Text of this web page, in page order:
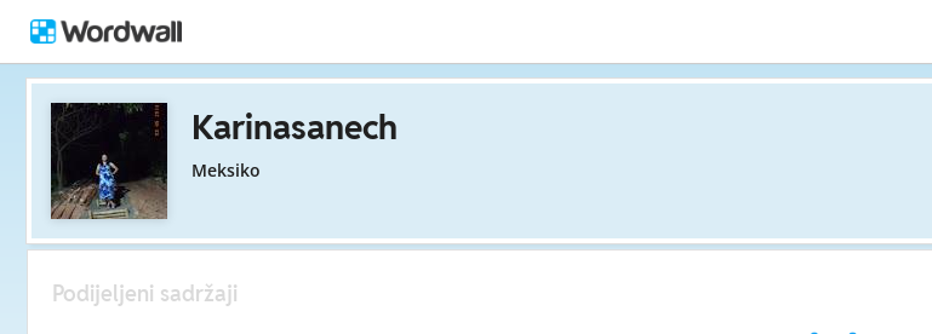
Karinasanech
Meksiko
Podijeljeni sadržaji